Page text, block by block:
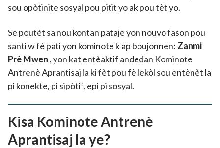
sou opòtinite sosyal pou pitit yo ak pou tèt yo.
Se poutèt sa nou kontan pataje yon nouvo fason pou
santi w fè pati yon kominote k ap boujonnen: Zanmi
Prè Mwen , yon kat entèaktif andedan Kominote
Antrenè Aprantisaj la ki fèt pou fè lekòl sou entènèt la
pi konekte, pi sipòtif, epi pi sosyal.
Kisa Kominote Antrenè
Aprantisaj la ye?